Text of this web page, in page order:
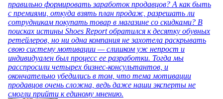
правильно формировать заработок продавцов? А как быть
с премиями, откуда взять план продаж, разрешать ли
сотрудникам покупать товар в магазине со скидками? В
поисках истины Shoes Report обратился к десятку обувных
ретейлеров, но ни одна компания не захотела раскрывать
свою систему мотивации — слишком уж непрост и
индивидуален был процесс ее разработки. Тогда мы
расспросили четырех бизнес-консультантов, и
окончательно убедились в том, что тема мотивации
продавцов очень сложна, ведь даже наши эксперты не
смогли прийти к единому мнению.